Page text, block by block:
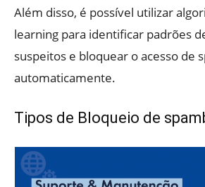
Além disso, é possível utilizar
learning para identificar padrões
suspeitos e bloquear o acesso de
automaticamente.
Tipos de Bloqueio de